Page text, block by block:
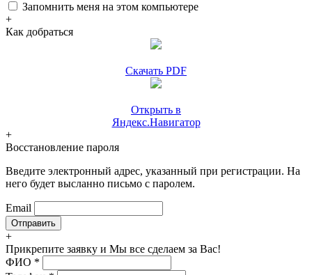
Запомнить меня на этом компьютере
+
Как добраться
Скачать PDF
Открыть в
Яндекс.Навигатор
+
Восстановление пароля
Введите электронный адрес, указанный при регистрации. На
него будет высланно письмо с паролем.
Email
+
Прикрепите заявку и Мы все сделаем за Вас!
ФИО *